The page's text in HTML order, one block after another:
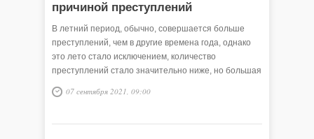
причиной преступлений
В летний период, обычно, совершается больше
преступлений, чем в другие времена года, однако
это лето стало исключением, количество
преступлений стало значительно ниже, но большая
доля из них совершается в состоянии алкогольного
опьянения.
07 сентября 2021, 09:00